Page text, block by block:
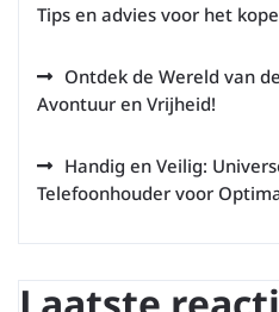
Tips en advies voor het
Ontdek de Wereld van
Avontuur en Vrijheid!
Handig en Veilig:
Telefoonhouder voor